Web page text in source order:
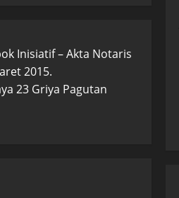
Inisiatif – Akta Notaris
2015.
23 Griya Pagutan